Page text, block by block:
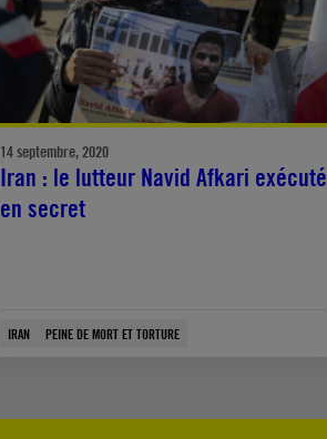
14 septembre, 2020
Iran : le lutteur Navid Afkari exécuté
en secret
IRAN PEINE DE MORT ET TORTURE